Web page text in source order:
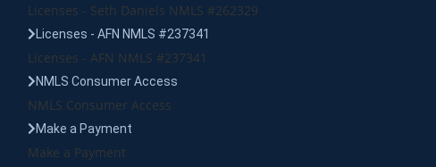
Licenses - Seth Daniels NMLS #262329
Licenses - AFN NMLS #237341
Licenses - AFN NMLS #237341
NMLS Consumer Access
NMLS Consumer Access
Make a Payment
Make a Payment